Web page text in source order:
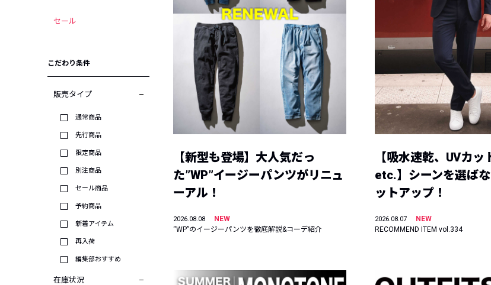
セール
こだわり条件
販売タイプ
通常商品
先行商品
限定商品
別注商品
セール商品
予約商品
新着アイテム
再入荷
編集部おすすめ
在庫状況
【新型も登場】大人気だっ
た”WP”イージーパンツがリニュ
ーアル！
2026.08.08
NEW
“WP”のイージーパンツを徹底解説&コーデ紹介
【吸水速乾、UVカッ
etc.】シーンを選ば
ットアップ！
2026.08.07
NEW
RECOMMEND ITEM vol.334